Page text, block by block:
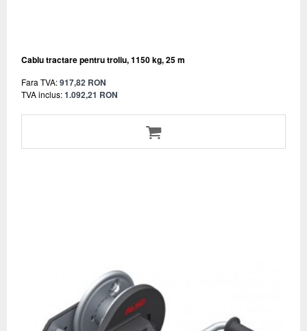
Cablu tractare pentru troliu, 1150 kg, 25 m
Fara TVA:917,82 RON
TVA inclus:1.092,21 RON